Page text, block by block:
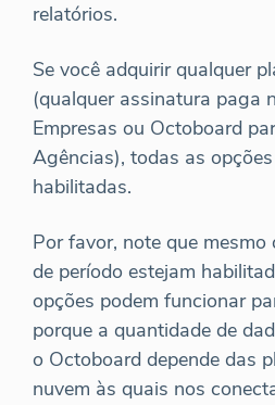
relatórios.
Se você adquirir qualquer
(qualquer assinatura paga
Empresas ou Octoboard
Agências), todas as
habilitadas.
Por favor, note que
de período estejam
opções podem funcionar
porque a quantidade de
o Octoboard depende das
nuvem às quais nos